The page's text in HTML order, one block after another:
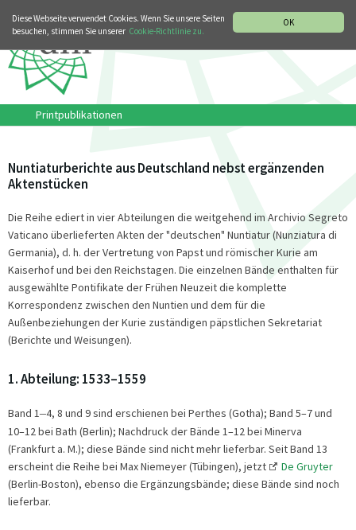
OK
Diese Webseite verwendet Cookies. Wenn Sie unsere Seiten
besuchen, stimmen Sie unserer Cookie-Richtlinie zu.
Printpublikationen
Nuntiaturberichte aus Deutschland nebst ergänzenden
Aktenstücken
Die Reihe ediert in vier Abteilungen die weitgehend im Archivio Segreto
Vaticano überlieferten Akten der "deutschen" Nuntiatur (Nunziatura di
Germania), d. h. der Vertretung von Papst und römischer Kurie am
Kaiserhof und bei den Reichstagen. Die einzelnen Bände enthalten für
ausgewählte Pontifikate der Frühen Neuzeit die komplette
Korrespondenz zwischen den Nuntien und dem für die
Außenbeziehungen der Kurie zuständigen päpstlichen Sekretariat
(Berichte und Weisungen).
1. Abteilung: 1533–1559
Band 1–4, 8 und 9 sind erschienen bei Perthes (Gotha); Band 5–7 und
10–12 bei Bath (Berlin); Nachdruck der Bände 1–12 bei Minerva
(Frankfurt a. M.); diese Bände sind nicht mehr lieferbar. Seit Band 13
erscheint die Reihe bei Max Niemeyer (Tübingen), jetzt
De Gruyter
(Berlin-Boston), ebenso die Ergänzungsbände; diese Bände sind noch
lieferbar.